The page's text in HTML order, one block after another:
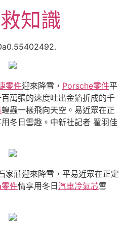
知識
零件迎來降雪， Porsche零件平
萬張的速度吐出金箔折成的千
蝗蟲一樣飛向天空。易近眾在正
冬日雪趣。中新社記者 翟羽佳
家莊迎來降雪，平易近眾在正定
件情享用冬日 汽車冷氣芯雪